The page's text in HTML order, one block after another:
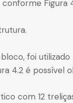
Figura
foi
4.2 é possível
com 12